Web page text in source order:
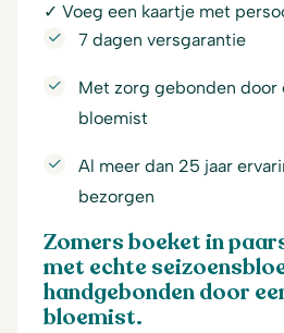
✓ Voeg een kaartje met
7 dagen versgarantie
Met zorg gebonden door
bloemist
Al meer dan 25 jaar
bezorgen
Zomers boeket in
met echte
handgebonden door
bloemist.